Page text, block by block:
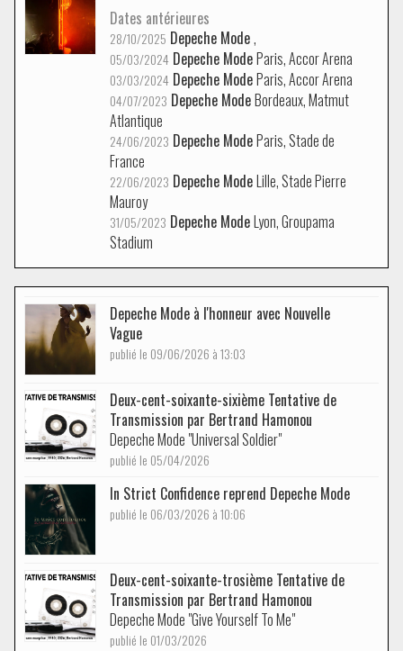
Dates antérieures
28/10/2025 Depeche Mode,
05/03/2024 Depeche ModeParis, Accor Arena
03/03/2024 Depeche ModeParis, Accor Arena
04/07/2023 Depeche ModeBordeaux, Matmut
Atlantique
24/06/2023 Depeche ModeParis, Stade de
France
22/06/2023 Depeche ModeLille, Stade Pierre
Mauroy
31/05/2023 Depeche ModeLyon, Groupama
Stadium
Depeche Mode à l'honneur avec Nouvelle
Vague
publié le 09/06/2026 à 13:03
Deux-cent-soixante-sixième Tentative de
Transmission par Bertrand Hamonou
Depeche Mode "Universal Soldier"
publié le 05/04/2026
In Strict Confidence reprend Depeche Mode
publié le 06/03/2026 à 10:06
Deux-cent-soixante-trosième Tentative de
Transmission par Bertrand Hamonou
Depeche Mode "Give Yourself To Me"
publié le 01/03/2026